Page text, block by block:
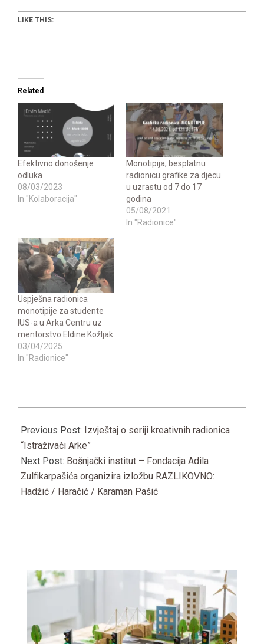
LIKE THIS:
Related
Efektivno donošenje
odluka
08/03/2023
In "Kolaboracija"
Monotipija, besplatnu
radionicu grafike za djecu
u uzrastu od 7 do 17
godina
05/08/2021
In "Radionice"
Uspješna radionica
monotipije za studente
IUS-a u Arka Centru uz
mentorstvo Eldine Kožljak
03/04/2025
In "Radionice"
11-
27
Previous Post: Izvještaj o seriji kreativnih radionica
“Istraživači Arke”
Next Post: Bošnjački institut – Fondacija Adila
Zulfikarpašića organizira izložbu RAZLIKOVNO:
Hadžić / Haračić / Karaman Pašić